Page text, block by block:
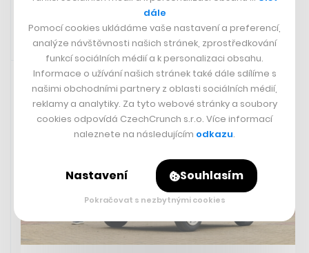
30. 8. 2024 07:04
dále
Pomocí cookies ukládáme vaše nastavení a preferencí,
analýze návštěvnosti našich stránek, zprostředkování
funkcí sociálních médií a k personalizaci obsahu.
Informace o užívání našich stránek také dále sdílíme s
našimi obchodními partnery z oblasti sociálních médií,
reklamy a analytiky. Za tyto webové stránky a soubory
cookies odpovídá CzechCrunch s.r.o. Více informací
naleznete na následujícím odkazu.
Nastavení Souhlasím
Pokračovat s nezbytnými cookies